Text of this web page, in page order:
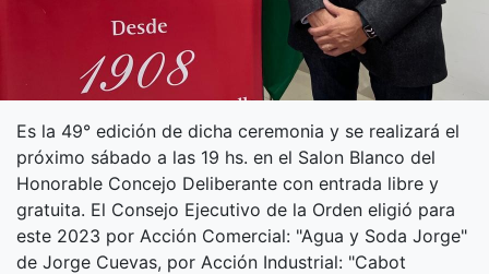
Es la 49° edición de dicha ceremonia y se realizará el
próximo sábado a las 19 hs. en el Salon Blanco del
Honorable Concejo Deliberante con entrada libre y
gratuita. El Consejo Ejecutivo de la Orden eligió para
este 2023 por Acción Comercial: "Agua y Soda Jorge"
de Jorge Cuevas, por Acción Industrial: "Cabot